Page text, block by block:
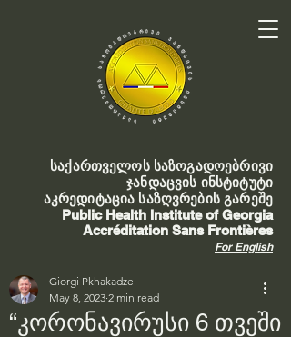
საქართველოს საზოგადოებრივი
ჯანდაცვის ინსტიტუტი
აკრედიტაცია საზღვრების გარეშე
Public Health Institute of Georgia
Accréditation Sans Frontières
For English
“კორონავირუსი 6 თვეში
Giorgi Pkhakadze
May 8, 2023 2 min read